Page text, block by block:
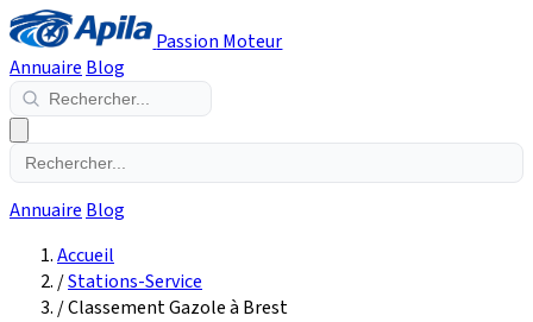
Passion Moteur
Annuaire Blog
Annuaire Blog
Accueil
/Stations-Service
/Classement Gazole à Brest